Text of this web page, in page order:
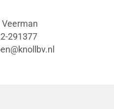
291377